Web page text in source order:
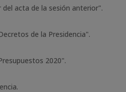
acta de la sesión anterior".
de la Presidencia".
2020".